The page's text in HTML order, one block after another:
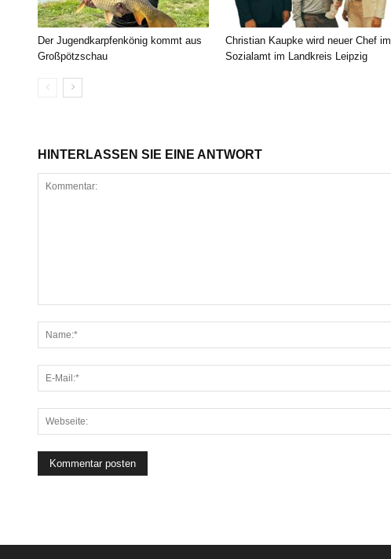
Der Jugendkarpfenkönig kommt aus
Großpötzschau
Christian Kaupke wird neuer Chef im
Sozialamt im Landkreis Leipzig
HINTERLASSEN SIE EINE ANTWORT